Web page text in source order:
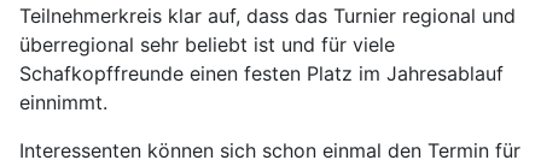
Teilnehmerkreis klar auf, dass das Turnier regional und
überregional sehr beliebt ist und für viele
Schafkopffreunde einen festen Platz im Jahresablauf
einnimmt.
Interessenten können sich schon einmal den Termin für